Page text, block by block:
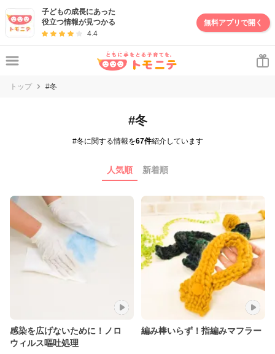
子どもの成長にあった
役立つ情報が見つかる
4.4
無料アプリで開く
トップ #冬
#冬
#冬に関する情報を67件紹介しています
人気順 新着順
感染を広げないために！ノロ
ウィルス嘔吐処理
編み棒いらず！指編みマフラー